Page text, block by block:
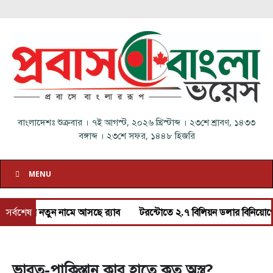
বাংলাদেশঃ শুক্রবার । ৭ই আগস্ট, ২০২৬ খ্রিস্টাব্দ । ২৩শে শ্রাবণ, ১৪৩৩
বঙ্গাব্দ। ২৩শে সফর, ১৪৪৮ হিজরি
MENU
সর্বশেষ
হয়ে নতুন নামে আসছে র‌্যাব টরন্টোতে ২.৭ বিলিয়ন ডলার বিনিয়োগে